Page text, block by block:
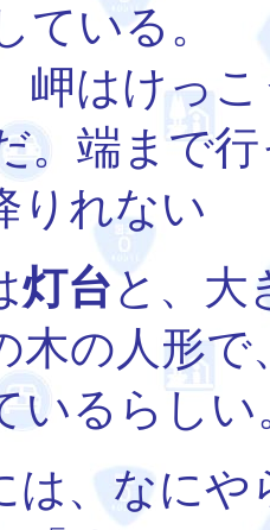
ている。
岬はけっこ
。端まで
りれない
灯台と、大
木の人形
いるらしい
、なにや